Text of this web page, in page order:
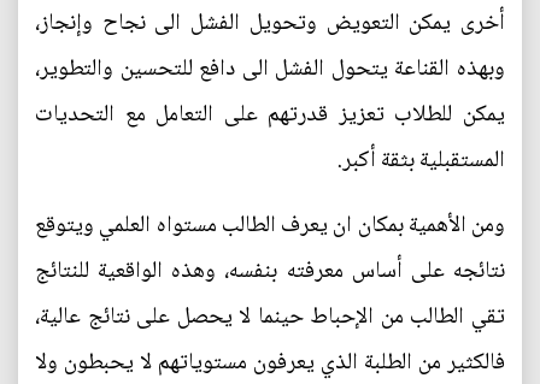
أخرى يمكن التعويض وتحويل الفشل الى نجاح وإنجاز،
وبهذه القناعة يتحول الفشل الى دافع للتحسين والتطوير،
يمكن للطلاب تعزيز قدرتهم على التعامل مع التحديات
المستقبلية بثقة أكبر.
ومن الأهمية بمكان ان يعرف الطالب مستواه العلمي ويتوقع
نتائجه على أساس معرفته بنفسه، وهذه الواقعية للنتائج
تقي الطالب من الإحباط حينما لا يحصل على نتائج عالية،
فالكثير من الطلبة الذي يعرفون مستوياتهم لا يحبطون ولا